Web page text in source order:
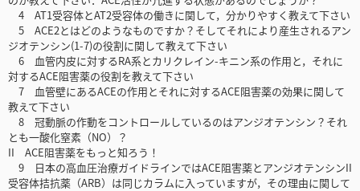
4 AT1受容体とAT2受容体の働きに関して，分かりやすく教えて下さい
5 ACE2とはどのようなものですか？そしてそれにより産生されるアン
ジオテンシン(1-7)の役割に関して教えて下さい
6 血管内皮に対するRA系とカリクレイン-キニン系の作用と，それに
対するACE阻害薬の役割を教えて下さい
7 血管壁にあるACEの作用とそれに対するACE阻害薬の効果に関して
教えて下さい
8 冠動脈の作動をコントロールしているのはアンジオテンシン？それ
とも一酸化窒素（NO）？
II ACE阻害薬をもっと知ろう！
9 日本の高血圧治療ガイドラインではACE阻害薬とアンジオテンシンII
受容体拮抗薬（ARB）は同じカラムに入っていますが，その理由に関して